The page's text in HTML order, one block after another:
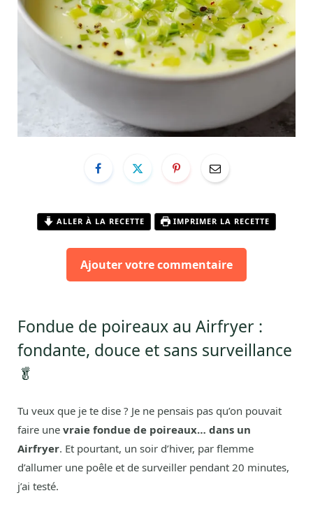
ALLER À LA RECETTE IMPRIMER LA RECETTE
Ajouter votre commentaire
Fondue de poireaux au Airfryer :
fondante, douce et sans surveillance
🥬
Tu veux que je te dise ? Je ne pensais pas qu’on pouvait
faire une vraie fondue de poireaux… dans un
Airfryer. Et pourtant, un soir d’hiver, par flemme
d’allumer une poêle et de surveiller pendant 20 minutes,
j’ai testé.